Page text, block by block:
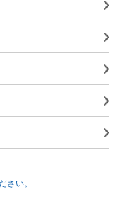
さい。